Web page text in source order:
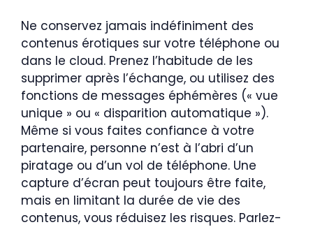
Ne conservez jamais indéfiniment des
contenus érotiques sur votre téléphone ou
dans le cloud. Prenez l’habitude de les
supprimer après l’échange, ou utilisez des
fonctions de messages éphémères (« vue
unique » ou « disparition automatique »).
Même si vous faites confiance à votre
partenaire, personne n’est à l’abri d’un
piratage ou d’un vol de téléphone. Une
capture d’écran peut toujours être faite,
mais en limitant la durée de vie des
contenus, vous réduisez les risques. Parlez-